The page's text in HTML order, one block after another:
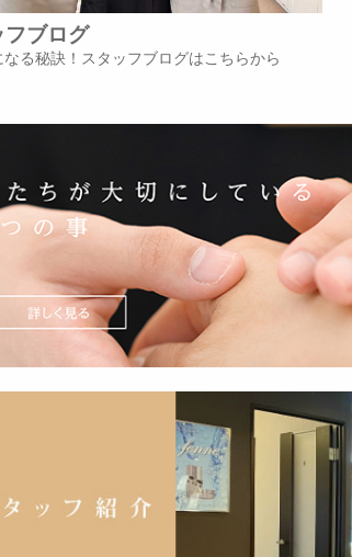
ブログ
なる秘訣！スタッフブログはこちらから